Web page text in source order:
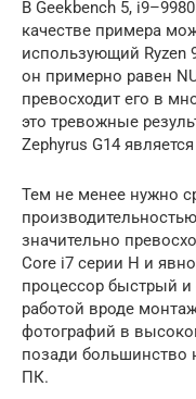
В Geekbench 5,
качестве примера
использующий Ryzen
он примерно равен
превосходит его в
это тревожные
Zephyrus G14
Тем не менее нужно
значительно
Core i7 серии H и
процессор быстрый и
работой вроде
фотографий в
позади большинство
ПК.